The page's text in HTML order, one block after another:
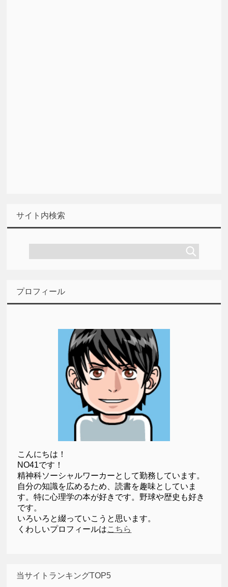
サイト内検索
プロフィール
こんにちは！
NO41です！
精神科ソーシャルワーカーとして勤務しています。
自分の知識を広めるため、読書を趣味としていま
す。特に心理学の本が好きです。野球や歴史も好き
です。
いろいろと綴っていこうと思います。
くわしいプロフィールはこちら
当サイトランキングTOP5